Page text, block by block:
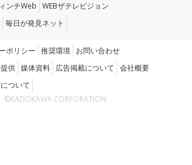
ンチWeb WEBザテレビジョン
毎日が発見ネット
ポリシー 推奨環境 お問い合わせ
供 媒体資料 広告掲載について 会社概要
ついて
©KADOKAWA CORPORATION